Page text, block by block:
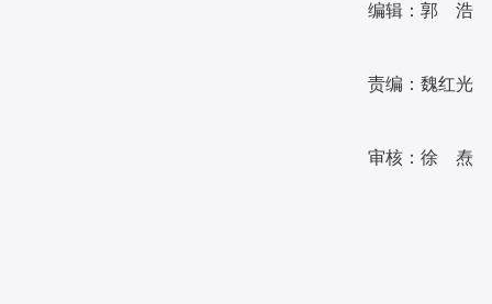
编辑：郭 浩
责编：魏红光
审核：徐 焘